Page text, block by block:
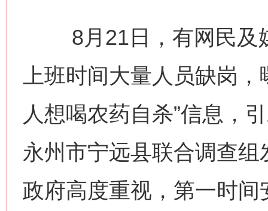
8月21日，有网民及媒
上班时间大量人员缺岗
人想喝农药自杀”信息，
永州市宁远县联合调查
政府高度重视，第一时